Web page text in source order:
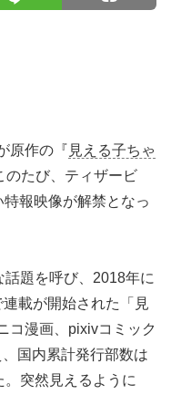
原作の『 見える子ちゃ
のたび、ティザービ
特報映像が解禁となっ
題を呼び、2018年に
連載が開始された「見
コ漫画、pixivコミック
国内累計発行部数は
突然見えるように